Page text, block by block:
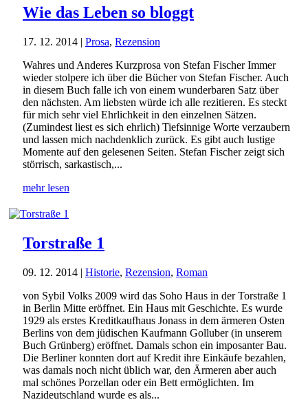
Wie das Leben so bloggt
17. 12. 2014 | Prosa, Rezension
Wahres und Anderes Kurzprosa von Stefan Fischer Immer
wieder stolpere ich über die Bücher von Stefan Fischer. Auch
in diesem Buch falle ich von einem wunderbaren Satz über
den nächsten. Am liebsten würde ich alle rezitieren. Es steckt
für mich sehr viel Ehrlichkeit in den einzelnen Sätzen.
(Zumindest liest es sich ehrlich) Tiefsinnige Worte verzaubern
und lassen mich nachdenklich zurück. Es gibt auch lustige
Momente auf den gelesenen Seiten. Stefan Fischer zeigt sich
störrisch, sarkastisch,...
mehr lesen
Torstraße 1
09. 12. 2014 | Historie, Rezension, Roman
von Sybil Volks 2009 wird das Soho Haus in der Torstraße 1
in Berlin Mitte eröffnet. Ein Haus mit Geschichte. Es wurde
1929 als erstes Kreditkaufhaus Jonass in dem ärmeren Osten
Berlins von dem jüdischen Kaufmann Golluber (in unserem
Buch Grünberg) eröffnet. Damals schon ein imposanter Bau.
Die Berliner konnten dort auf Kredit ihre Einkäufe bezahlen,
was damals noch nicht üblich war, den Ärmeren aber auch
mal schönes Porzellan oder ein Bett ermöglichten. Im
Nazideutschland wurde es als...